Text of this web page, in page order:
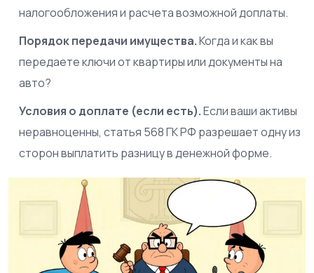
налогообложения и расчета возможной доплаты.
Порядок передачи имущества.Когда и как вы
передаете ключи от квартиры или документы на
авто?
Условия о доплате (если есть).Если ваши активы
неравноценны, статья 568 ГК РФ разрешает одну из
сторон выплатить разницу в денежной форме.